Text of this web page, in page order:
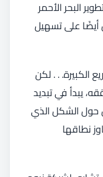
البحر الأحمر
أيضًا على تسهيل
الكبيرة. . . لكن
يبدأ في تبديد
حول الشكل الذي
نطاقها